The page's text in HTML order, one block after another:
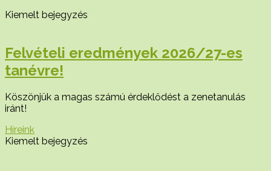
Kiemelt bejegyzés
Felvételi eredmények 2026/27-es
tanévre!
Köszönjük a magas számú érdeklődést a zenetanulás
iránt!
Híreink
Kiemelt bejegyzés